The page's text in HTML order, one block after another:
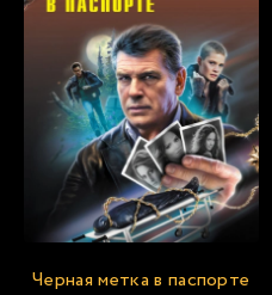
Черная метка в паспорте